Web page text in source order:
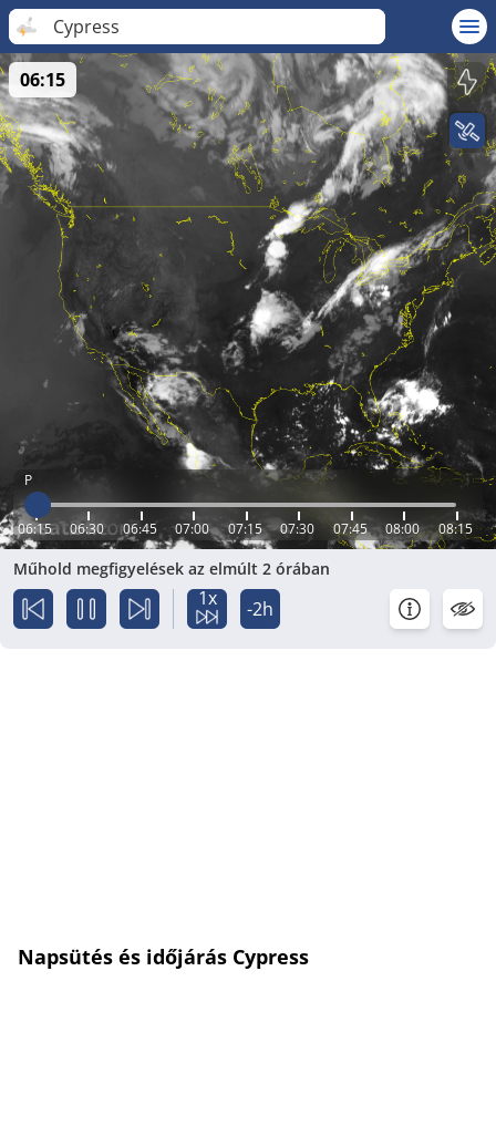
Cypress
P
06:15 06:30 06:45 07:00 07:15 07:30 07:45 08:00 08:15
06:15
Műhold megfigyelések az elmúlt 2 órában
1x -2h
Napsütés és időjárás Cypress